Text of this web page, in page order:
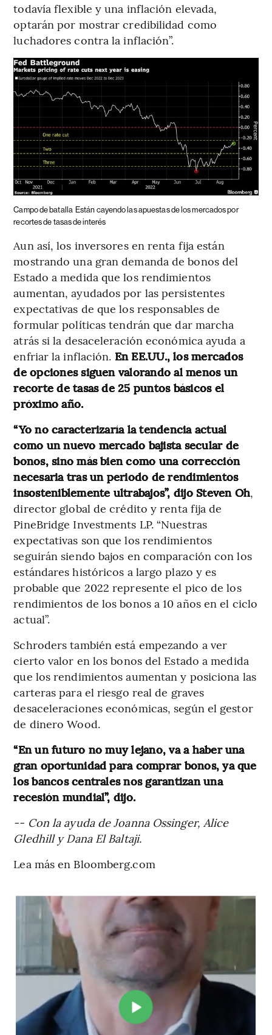
todavía flexible y una inflación elevada,
optarán por mostrar credibilidad como
luchadores contra la inflación”.
Campo de batalla Están cayendo las apuestas de los mercados por
recortes de tasas de interés
Aun así, los inversores en renta fija están
mostrando una gran demanda de bonos del
Estado a medida que los rendimientos
aumentan, ayudados por las persistentes
expectativas de que los responsables de
formular políticas tendrán que dar marcha
atrás si la desaceleración económica ayuda a
enfriar la inflación. En EE.UU., los mercados
de opciones siguen valorando al menos un
recorte de tasas de 25 puntos básicos el
próximo año.
“Yo no caracterizaría la tendencia actual
como un nuevo mercado bajista secular de
bonos, sino más bien como una corrección
necesaria tras un periodo de rendimientos
insosteniblemente ultrabajos”, dijo Steven Oh,
director global de crédito y renta fija de
PineBridge Investments LP. “Nuestras
expectativas son que los rendimientos
seguirán siendo bajos en comparación con los
estándares históricos a largo plazo y es
probable que 2022 represente el pico de los
rendimientos de los bonos a 10 años en el ciclo
actual”.
Schroders también está empezando a ver
cierto valor en los bonos del Estado a medida
que los rendimientos aumentan y posiciona las
carteras para el riesgo real de graves
desaceleraciones económicas, según el gestor
de dinero Wood.
“En un futuro no muy lejano, va a haber una
gran oportunidad para comprar bonos, ya que
los bancos centrales nos garantizan una
recesión mundial”, dijo.
-- Con la ayuda de Joanna Ossinger, Alice
Gledhill y Dana El Baltaji.
Lea más en Bloomberg.com